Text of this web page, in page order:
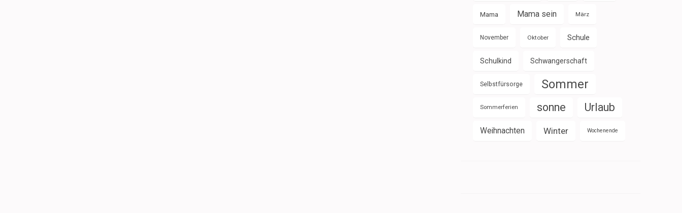
Mama Mama sein März
November Oktober Schule
Schulkind Schwangerschaft
Selbstfürsorge Sommer
Sommerferien sonne Urlaub
Weihnachten Winter Wochenende